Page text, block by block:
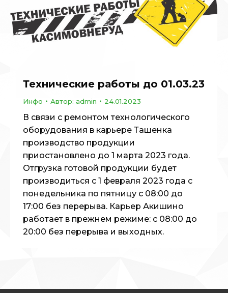
Технические работы до 01.03.23
Инфо Автор: admin 24.01.2023
В связи с ремонтом технологического
оборудования в карьере Ташенка
производство продукции
приостановлено до 1 марта 2023 года.
Отгрузка готовой продукции будет
производиться с 1 февраля 2023 года с
понедельника по пятницу с 08:00 до
17:00 без перерыва. Карьер Акишино
работает в прежнем режиме: с 08:00 до
20:00 без перерыва и выходных.